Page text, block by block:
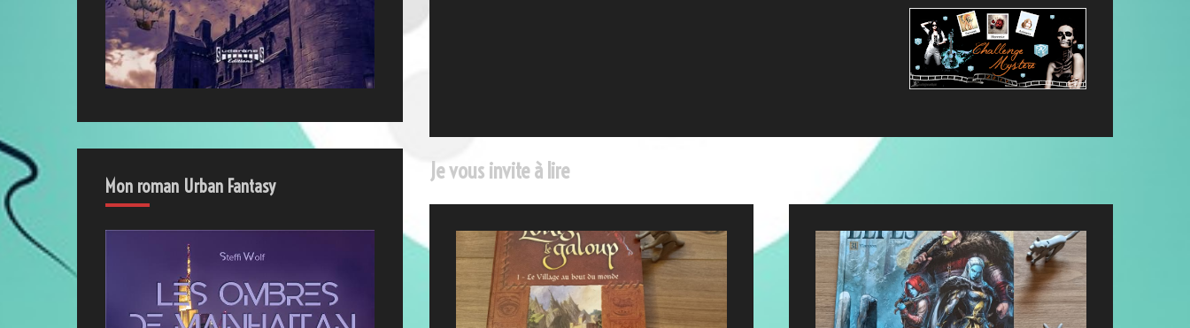
Je vous invite à lire
Mon roman Urban Fantasy